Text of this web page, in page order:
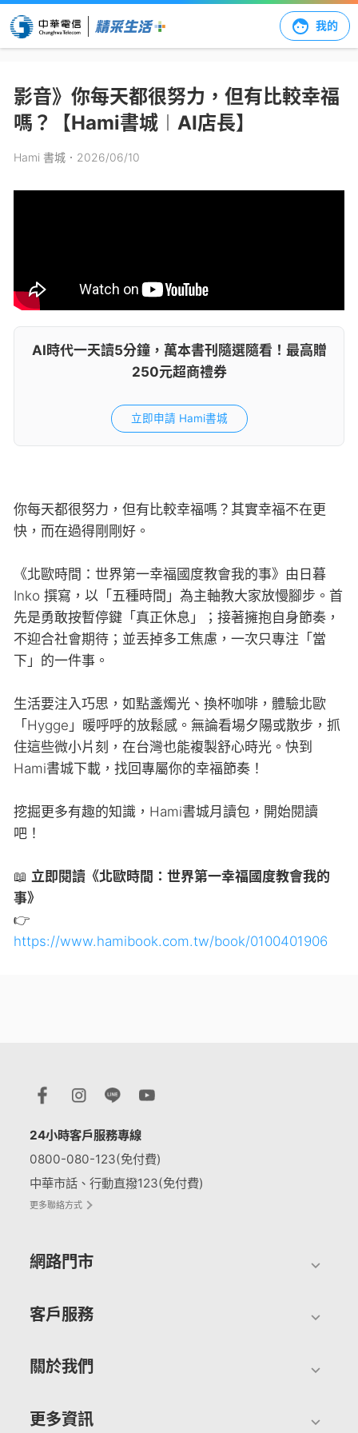
我的
影音》你每天都很努力，但有比較幸福
嗎？【Hami書城︱AI店長】
Hami 書城 ．2026/06/10
AI時代一天讀5分鐘，萬本書刊隨選隨看！最高贈
250元超商禮券
立即申請 Hami書城
你每天都很努力，但有比較幸福嗎？其實幸福不在更
快，而在過得剛剛好。
《北歐時間：世界第一幸福國度教會我的事》由日暮
Inko 撰寫，以「五種時間」為主軸教大家放慢腳步。首
先是勇敢按暫停鍵「真正休息」；接著擁抱自身節奏，
不迎合社會期待；並丟掉多工焦慮，一次只專注「當
下」的一件事。
生活要注入巧思，如點盞燭光、換杯咖啡，體驗北歐
「Hygge」暖呼呼的放鬆感。無論看場夕陽或散步，抓
住這些微小片刻，在台灣也能複製舒心時光。快到
Hami書城下載，找回專屬你的幸福節奏！
挖掘更多有趣的知識，Hami書城月讀包，開始閱讀
吧！
📖 立即閱讀《北歐時間：世界第一幸福國度教會我的
事》
👉
https://www.hamibook.com.tw/book/0100401906
24小時客戶服務專線
0800-080-123(免付費)
中華市話、行動直撥123(免付費)
更多聯絡方式
網路門市
客戶服務
關於我們
更多資訊